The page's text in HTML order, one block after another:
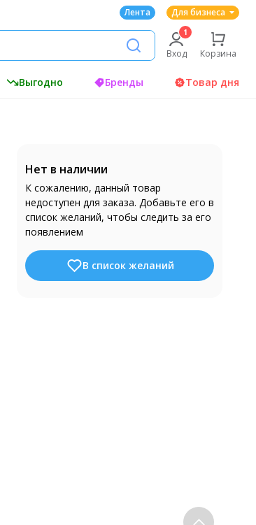
Лента Для бизнеса
Вход Корзина
Выгодно Бренды Товар дня
Нет в наличии
К сожалению, данный товар
недоступен для заказа. Добавьте его в
список желаний, чтобы следить за его
появлением
В список желаний